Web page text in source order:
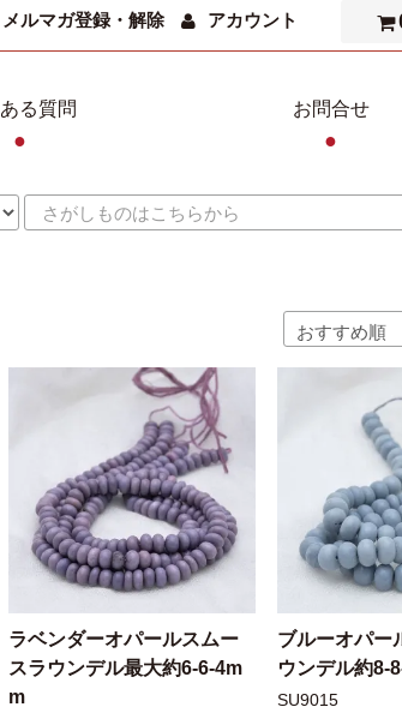
メルマガ登録・解除 アカウント
る質問
●
お問合せ
●
ラベンダーオパールスムー
スラウンデル最大約6-6-4m
m
ブルーオパー
ウンデル約8-
SU9015